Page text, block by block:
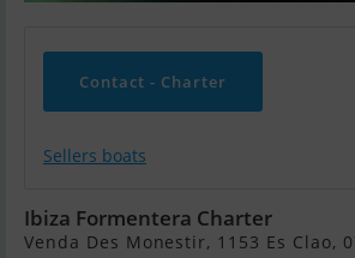
Contact - Charter
Sellers boats
Ibiza Formentera Charter
Venda Des Monestir, 1153 Es Clao,